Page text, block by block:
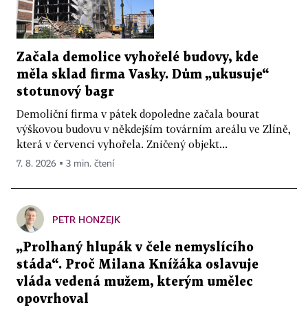
Začala demolice vyhořelé budovy, kde
měla sklad firma Vasky. Dům „ukusuje“
stotunový bagr
Demoliční firma v pátek dopoledne začala bourat
výškovou budovu v někdejším továrním areálu ve Zlíně,
která v červenci vyhořela. Zničený objekt...
7. 8. 2026 ▪ 3 min. čtení
PETR HONZEJK
„Prolhaný hlupák v čele nemyslícího
stáda“. Proč Milana Knížáka oslavuje
vláda vedená mužem, kterým umělec
opovrhoval